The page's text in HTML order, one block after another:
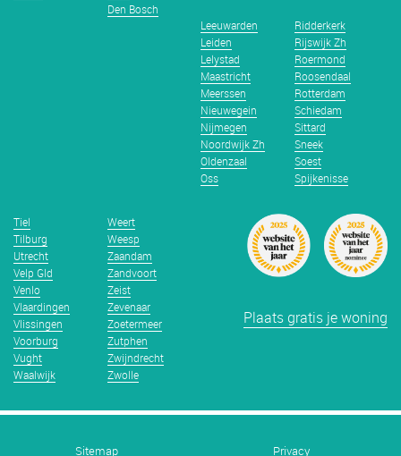
Den Bosch
Leeuwarden
Leiden
Lelystad
Maastricht
Meerssen
Nieuwegein
Nijmegen
Noordwijk Zh
Oldenzaal
Oss
Ridderkerk
Rijswijk Zh
Roermond
Roosendaal
Rotterdam
Schiedam
Sittard
Sneek
Soest
Spijkenisse
Tiel
Tilburg
Utrecht
Velp Gld
Venlo
Vlaardingen
Vlissingen
Voorburg
Vught
Waalwijk
Weert
Weesp
Zaandam
Zandvoort
Zeist
Zevenaar
Zoetermeer
Zutphen
Zwijndrecht
Zwolle
Plaats gratis je woning
Sitemap Privacy